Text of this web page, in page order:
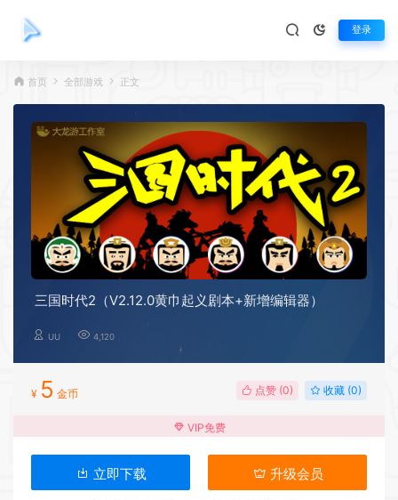
登录
首页 全部游戏 正文
三国时代2（V2.12.0黄巾起义剧本+新增编辑器）
UU 4,120
¥ 5 金币 点赞 (0) 收藏 (0)
VIP免费
立即下载 升级会员